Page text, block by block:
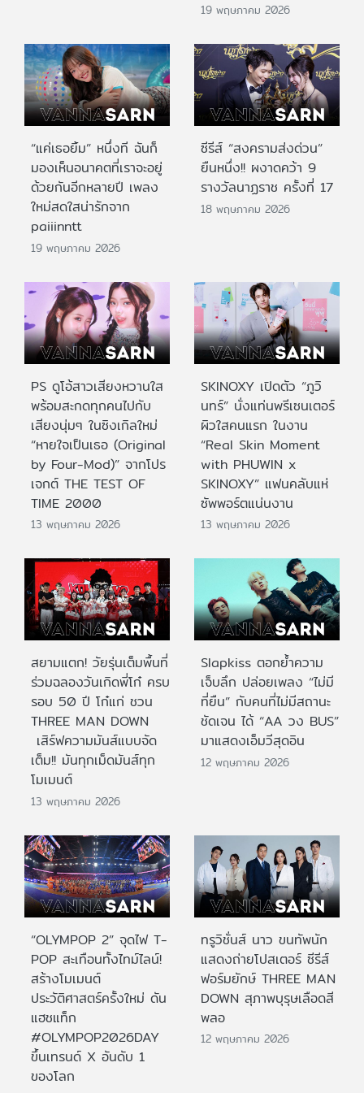
19 พฤษภาคม 2026
“แค่เธอยิ้ม” หนึ่งที ฉันก็
มองเห็นอนาคตที่เราจะอยู่
ด้วยกันอีกหลายปี เพลง
ใหม่สดใสน่ารักจาก
paiiinntt
19 พฤษภาคม 2026
ซีรีส์ “สงครามส่งด่วน”
ยืนหนึ่ง!! ผงาดคว้า 9
รางวัลนาฏราช ครั้งที่ 17
18 พฤษภาคม 2026
PS ดูโอ้สาวเสียงหวานใส
พร้อมสะกดทุกคนไปกับ
เสียงนุ่มๆ ในซิงเกิลใหม่
“หายใจเป็นเธอ (Original
by Four-Mod)” จากโปร
เจกต์ THE TEST OF
TIME 2000
13 พฤษภาคม 2026
SKINOXY เปิดตัว “ภูวิ
นทร์” นั่งแท่นพรีเซนเตอร์
ผิวใสคนแรก ในงาน
“Real Skin Moment
with PHUWIN x
SKINOXY” แฟนคลับแห่
ซัพพอร์ตแน่นงาน
13 พฤษภาคม 2026
สยามแตก! วัยรุ่นเต็มพื้นที่
ร่วมฉลองวันเกิดพี่โก๋ ครบ
รอบ 50 ปี โก๋แก่ ชวน
THREE MAN DOWN
เสิร์ฟความมันส์แบบจัด
เต็ม!! มันทุกเม็ดมันส์ทุก
โมเมนต์
13 พฤษภาคม 2026
Slapkiss ตอกย้ำความ
เจ็บลึก ปล่อยเพลง “ไม่มี
ที่ยืน” กับคนที่ไม่มีสถานะ
ชัดเจน ได้ “AA วง BUS”
มาแสดงเอ็มวีสุดอิน
12 พฤษภาคม 2026
“OLYMPOP 2” จุดไฟ T-
POP สะเทือนทั้งไทม์ไลน์!
สร้างโมเมนต์
ประวัติศาสตร์ครั้งใหม่ ดัน
แฮชแท็ก
#OLYMPOP2026DAY
ขึ้นเทรนด์ X อันดับ 1
ของโลก
ทรูวิชั่นส์ นาว ขนทัพนัก
แสดงถ่ายโปสเตอร์ ซีรีส์
ฟอร์มยักษ์ THREE MAN
DOWN สุภาพบุรุษเลือดสี
พลอ
12 พฤษภาคม 2026